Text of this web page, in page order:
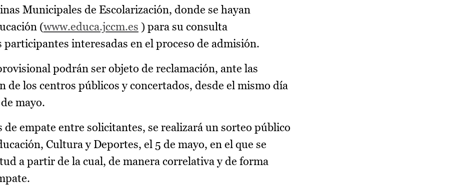
Municipales de Escolarización, donde se hayan
(www.educa.jccm.es ) para su consulta
interesadas en el proceso de admisión.
podrán ser objeto de reclamación, ante las
de los centros públicos y concertados, desde el mismo día
mayo.
empate entre solicitantes, se realizará un sorteo público
Cultura y Deportes, el 5 de mayo, en el que se
a partir de la cual, de manera correlativa y de forma